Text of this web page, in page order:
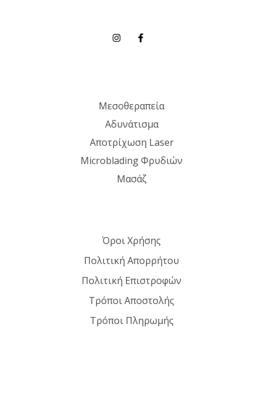
Μεσοθεραπεία
Αδυνάτισμα
Αποτρίχωση Laser
Microblading Φρυδιών
Μασάζ
Όροι Χρήσης
Πολιτική Απορρήτου
Πολιτική Επιστροφών
Τρόποι Αποστολής
Τρόποι Πληρωμής